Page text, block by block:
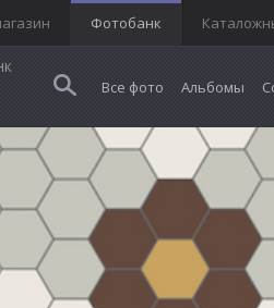
Фотобанк
Все фото Альбомы